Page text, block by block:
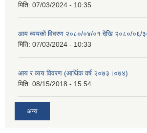
मिति: 07/03/2024 - 10:35
आय व्ययको विवरण २०८०/०४/०१ देखि २०८०/०६/
मिति: 07/03/2024 - 10:33
आय र व्यय विवरण (आर्थिक वर्ष २०७३।०७४)
मिति: 08/15/2018 - 15:54
अन्य